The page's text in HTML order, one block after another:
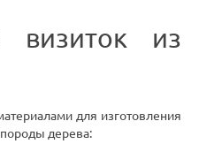
визиток из
для изготовления
дерева: